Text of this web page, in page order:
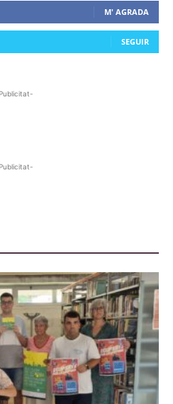
M' AGRADA
SEGUIR